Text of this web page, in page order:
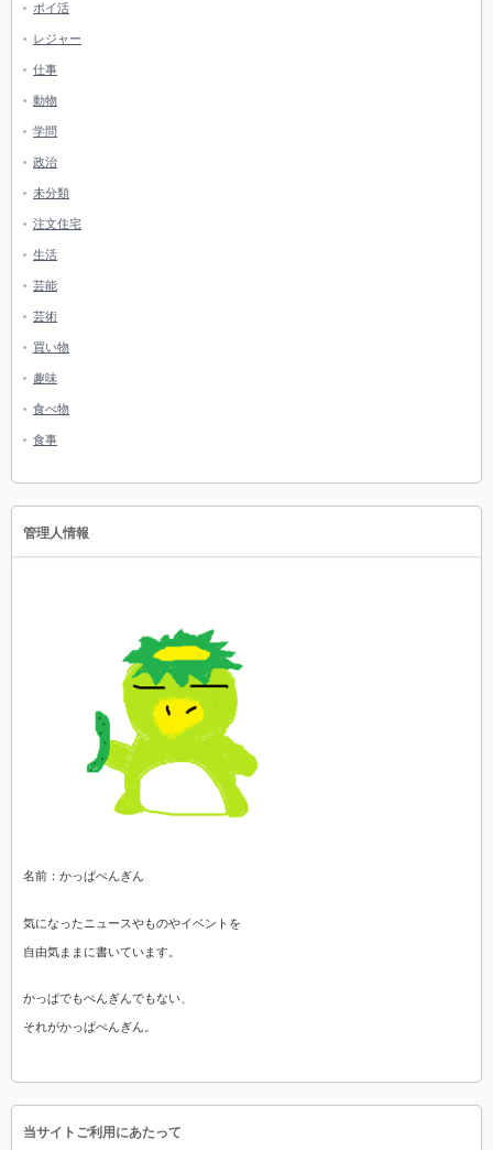
ポイ活
レジャー
仕事
動物
学問
政治
未分類
注文住宅
生活
芸能
芸術
買い物
趣味
食べ物
食事
管理人情報
名前：かっぱぺんぎん
気になったニュースやものやイベントを
自由気ままに書いています。
かっぱでもぺんぎんでもない、
それがかっぱぺんぎん。
当サイトご利用にあたって